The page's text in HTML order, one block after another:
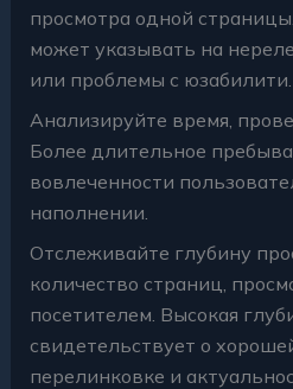
просмотра одной
может указывать на
или проблемы с юзабилити.
Анализируйте время,
Более длительное
вовлеченности
наполнении.
Отслеживайте глубину
количество страниц,
посетителем. Высокая
свидетельствует о
перелинковке и